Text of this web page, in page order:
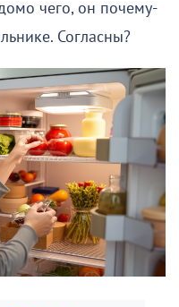
чего, он почему-
Согласны?